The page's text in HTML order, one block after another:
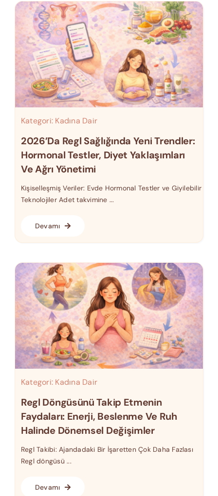
Kategori: Kadına Dair
2026’da Regl Sağlığında Yeni Trendler:
Hormonal Testler, Diyet Yaklaşımları
Ve Ağrı Yönetimi
Kişiselleşmiş Veriler: Evde Hormonal Testler ve Giyilebilir
Teknolojiler Adet takvimine ...
Devamı
Kategori: Kadına Dair
Regl Döngüsünü Takip Etmenin
Faydaları: Enerji, Beslenme Ve Ruh
Halinde Dönemsel Değişimler
Regl Takibi: Ajandadaki Bir İşaretten Çok Daha Fazlası
Regl döngüsü ...
Devamı